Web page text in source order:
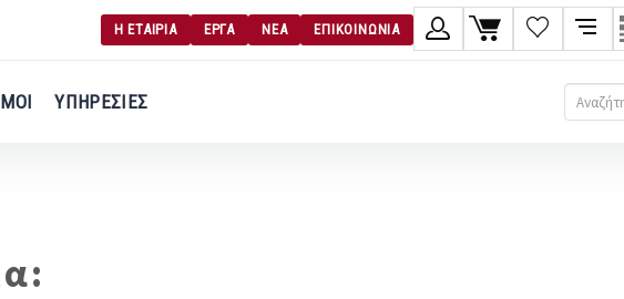
Η ΕΤΑΙΡΙΑ ΕΡΓΑ ΝΕΑ ΕΠΙΚΟΙΝΩΝΙΑ
ΥΠΗΡΕΣΙΕΣ